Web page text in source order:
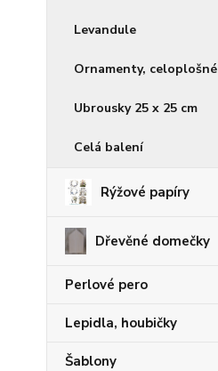
Levandule
Ornamenty, celoplošné
Ubrousky 25 x 25 cm
Celá balení
Rýžové papíry
Dřevěné domečky
Perlové pero
Lepidla, houbičky
Šablony